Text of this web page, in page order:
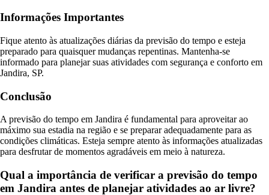
Informações Importantes
Fique atento às atualizações diárias da previsão do tempo e esteja
preparado para quaisquer mudanças repentinas. Mantenha-se
informado para planejar suas atividades com segurança e conforto em
Jandira, SP.
Conclusão
A previsão do tempo em Jandira é fundamental para aproveitar ao
máximo sua estadia na região e se preparar adequadamente para as
condições climáticas. Esteja sempre atento às informações atualizadas
para desfrutar de momentos agradáveis em meio à natureza.
Qual a importância de verificar a previsão do tempo
em Jandira antes de planejar atividades ao ar livre?